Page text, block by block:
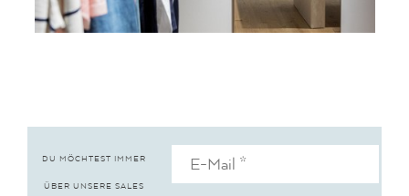
DU MÖCHTEST IMMER
ÜBER UNSERE SALES